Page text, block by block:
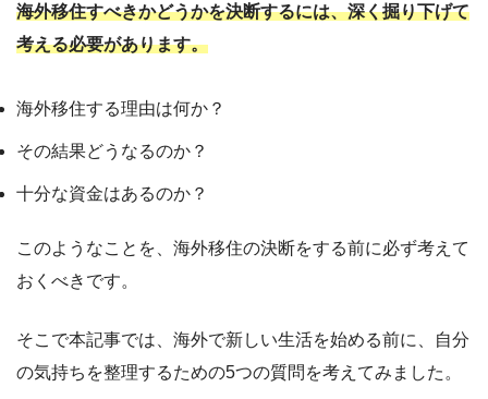
海外移住すべきかどうかを決断するには、深く掘り下げて
考える必要があります。
海外移住する理由は何か？
その結果どうなるのか？
十分な資金はあるのか？
このようなことを、海外移住の決断をする前に必ず考えて
おくべきです。
そこで本記事では、海外で新しい生活を始める前に、自分
の気持ちを整理するための5つの質問を考えてみました。